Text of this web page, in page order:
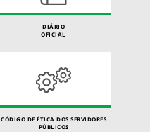
DIÁRIO
OFICIAL
CÓDIGO DE ÉTICA DOS SERVIDORES
PÚBLICOS